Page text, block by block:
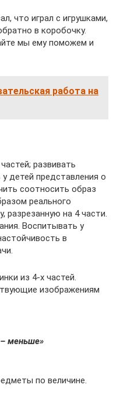
что играл с игрушками,
в коробочку.
мы ему поможем и
работа на
развивать
детей представления о
соотносить образ
реального
разрезанную на 4 части.
Воспитывать у
в
из 4-х частей.
изображениям
меньше»
по величине.